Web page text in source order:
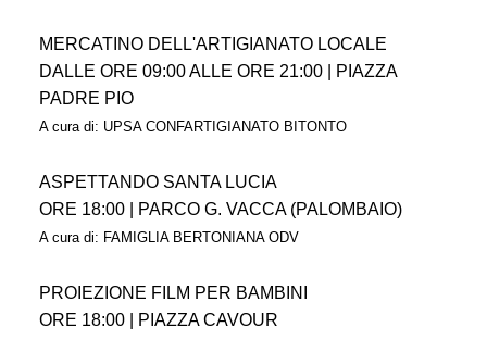
MERCATINO DELL'ARTIGIANATO LOCALE
DALLE ORE 09:00 ALLE ORE 21:00 | PIAZZA
PADRE PIO
A cura di: UPSA CONFARTIGIANATO BITONTO
ASPETTANDO SANTA LUCIA
ORE 18:00 | PARCO G. VACCA (PALOMBAIO)
A cura di: FAMIGLIA BERTONIANA ODV
PROIEZIONE FILM PER BAMBINI
ORE 18:00 | PIAZZA CAVOUR